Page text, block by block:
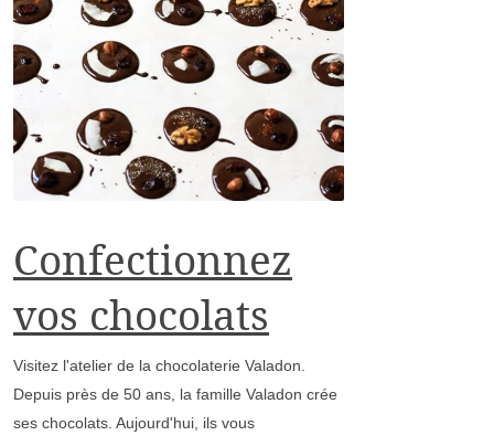
Confectionnez
vos chocolats
Visitez l'atelier de la chocolaterie Valadon.
Depuis près de 50 ans, la famille Valadon crée
ses chocolats. Aujourd'hui, ils vous